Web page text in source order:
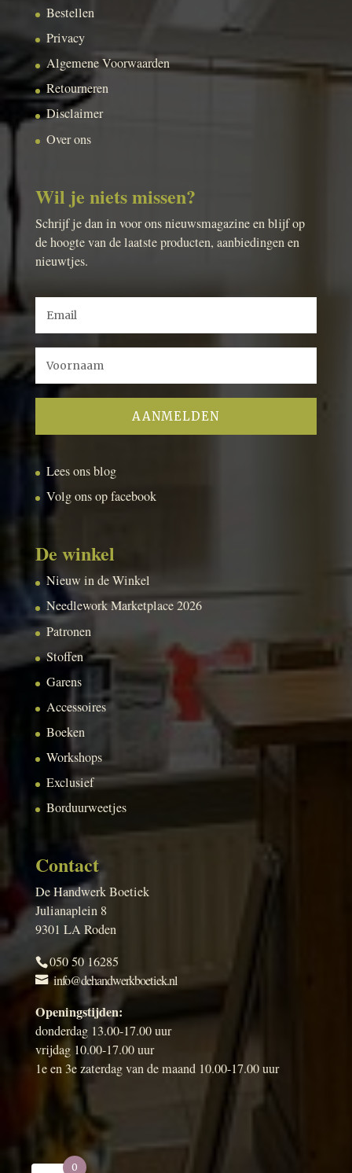
Bestellen
Privacy
Algemene Voorwaarden
Retourneren
Disclaimer
Over ons
Wil je niets missen?
Schrijf je dan in voor ons nieuwsmagazine en blijf op
de hoogte van de laatste producten, aanbiedingen en
nieuwtjes.
Lees ons blog
Volg ons op facebook
De winkel
Nieuw in de Winkel
Needlework Marketplace 2026
Patronen
Stoffen
Garens
Accessoires
Boeken
Workshops
Exclusief
Borduurweetjes
Contact
De Handwerk Boetiek
Julianaplein 8
9301 LA Roden
050 50 16285
info@dehandwerkboetiek.nl
Openingstijden:
donderdag 13.00-17.00 uur
vrijdag 10.00-17.00 uur
1e en 3e zaterdag van de maand 10.00-17.00 uur
0